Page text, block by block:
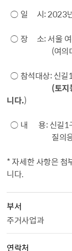
○ 일 시: 2023년
○ 장 소: 서울 여
(여의대방로
○ 참석대상: 신길
(토지
니다.)
○ 내 용: 신길1구
질의응답, 향
* 자세한 사항은 첨
니다.
부서
주거사업과
연락처